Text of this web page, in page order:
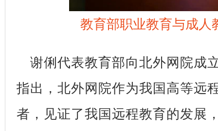
教育部职业教育与成人
谢俐代表教育部向北外网院成
指出，北外网院作为我国高等远
者，见证了我国远程教育的发展